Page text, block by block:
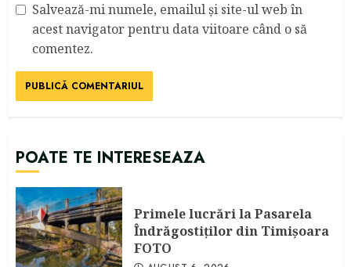
Salvează-mi numele, emailul și site-ul web în
acest navigator pentru data viitoare când o să
comentez.
POATE TE INTERESEAZA
Primele lucrări la Pasarela
Îndrăgostiţilor din Timişoara
FOTO